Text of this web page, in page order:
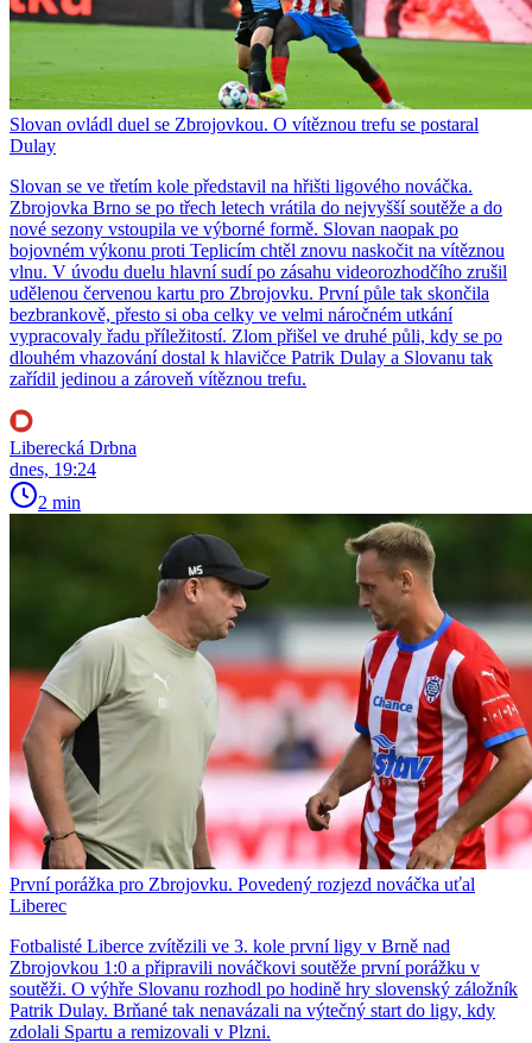
Slovan ovládl duel se Zbrojovkou. O vítěznou trefu se postaral
Dulay
Slovan se ve třetím kole představil na hřišti ligového nováčka.
Zbrojovka Brno se po třech letech vrátila do nejvyšší soutěže a do
nové sezony vstoupila ve výborné formě. Slovan naopak po
bojovném výkonu proti Teplicím chtěl znovu naskočit na vítěznou
vlnu. V úvodu duelu hlavní sudí po zásahu videorozhodčího zrušil
udělenou červenou kartu pro Zbrojovku. První půle tak skončila
bezbrankově, přesto si oba celky ve velmi náročném utkání
vypracovaly řadu příležitostí. Zlom přišel ve druhé půli, kdy se po
dlouhém vhazování dostal k hlavičce Patrik Dulay a Slovanu tak
zařídil jedinou a zároveň vítěznou trefu.
Liberecká Drbna
dnes, 19:24
2 min
První porážka pro Zbrojovku. Povedený rozjezd nováčka uťal
Liberec
Fotbalisté Liberce zvítězili ve 3. kole první ligy v Brně nad
Zbrojovkou 1:0 a připravili nováčkovi soutěže první porážku v
soutěži. O výhře Slovanu rozhodl po hodině hry slovenský záložník
Patrik Dulay. Brňané tak nenavázali na výtečný start do ligy, kdy
zdolali Spartu a remizovali v Plzni.